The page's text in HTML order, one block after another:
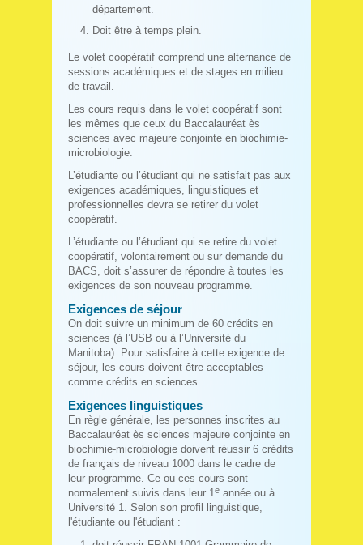
département.
Doit être à temps plein.
Le volet coopératif comprend une alternance de
sessions académiques et de stages en milieu
de travail.
Les cours requis dans le volet coopératif sont
les mêmes que ceux du Baccalauréat ès
sciences avec majeure conjointe en biochimie-
microbiologie.
L’étudiante ou l’étudiant qui ne satisfait pas aux
exigences académiques, linguistiques et
professionnelles devra se retirer du volet
coopératif.
L’étudiante ou l’étudiant qui se retire du volet
coopératif, volontairement ou sur demande du
BACS, doit s’assurer de répondre à toutes les
exigences de son nouveau programme.
Exigences de séjour
On doit suivre un minimum de 60 crédits en
sciences (à l’USB ou à l’Université du
Manitoba). Pour satisfaire à cette exigence de
séjour, les cours doivent être acceptables
comme crédits en sciences.
Exigences linguistiques
En règle générale, les personnes inscrites au
Baccalauréat ès sciences majeure conjointe en
biochimie-microbiologie doivent réussir 6 crédits
de français de niveau 1000 dans le cadre de
leur programme. Ce ou ces cours sont
normalement suivis dans leur 1e année ou à
Université 1. Selon son profil linguistique,
l'étudiante ou l'étudiant :